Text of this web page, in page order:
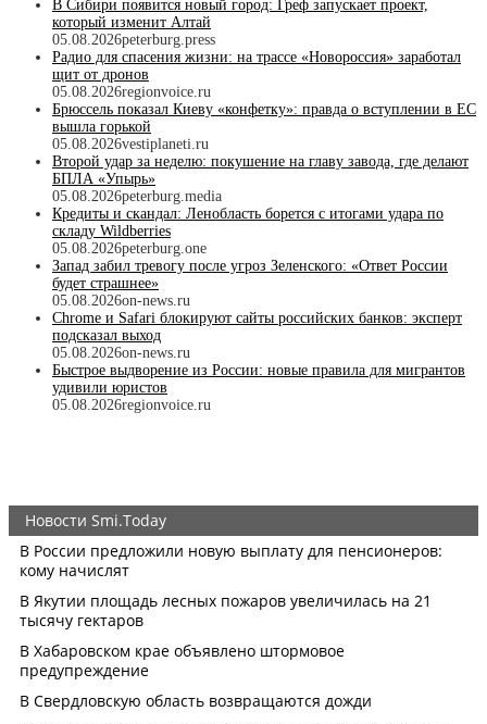
В Сибири появится новый город: Греф запускает проект,
который изменит Алтай
05.08.2026peterburg.press
Радио для спасения жизни: на трассе «Новороссия» заработал
щит от дронов
05.08.2026regionvoice.ru
Брюссель показал Киеву «конфетку»: правда о вступлении в ЕС
вышла горькой
05.08.2026vestiplaneti.ru
Второй удар за неделю: покушение на главу завода, где делают
БПЛА «Упырь»
05.08.2026peterburg.media
Кредиты и скандал: Ленобласть борется с итогами удара по
складу Wildberries
05.08.2026peterburg.one
Запад забил тревогу после угроз Зеленского: «Ответ России
будет страшнее»
05.08.2026on-news.ru
Chrome и Safari блокируют сайты российских банков: эксперт
подсказал выход
05.08.2026on-news.ru
Быстрое выдворение из России: новые правила для мигрантов
удивили юристов
05.08.2026regionvoice.ru